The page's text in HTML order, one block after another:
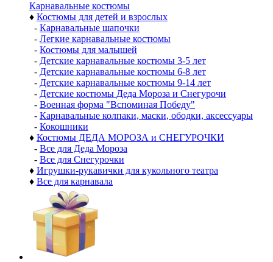
Карнавальные костюмы
♦ Костюмы для детей и взрослых
- Карнавальные шапочки
- Легкие карнавальные костюмы
- Костюмы для малышей
- Детские карнавальные костюмы 3-5 лет
- Детские карнавальные костюмы 6-8 лет
- Детские карнавальные костюмы 9-14 лет
- Детские костюмы Деда Мороза и Снегурочи
- Военная форма "Вспоминая Победу"
- Карнавальные колпаки, маски, ободки, аксессуары
- Кокошники
♦ Костюмы ДЕДА МОРОЗА и СНЕГУРОЧКИ
- Все для Деда Мороза
- Все для Снегурочки
♦ Игрушки-рукавички для кукольного театра
♦ Все для карнавала